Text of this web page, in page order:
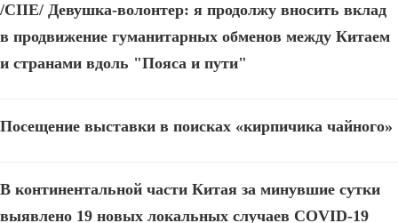
/CIIE/ Девушка-волонтер: я продолжу вносить вклад
в продвижение гуманитарных обменов между Китаем
и странами вдоль "Пояса и пути"
Посещение выставки в поисках «кирпичика чайного»
В континентальной части Китая за минувшие сутки
выявлено 19 новых локальных случаев COVID-19